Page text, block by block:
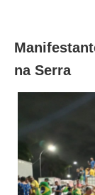
na Serra